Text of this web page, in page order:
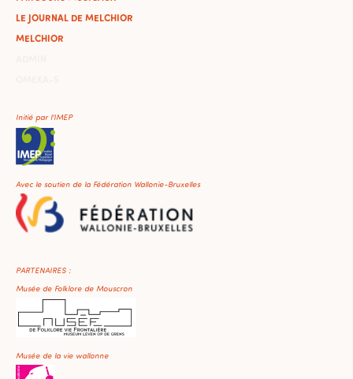
LE JOURNAL DE MELCHIOR
MELCHIOR
Initié par l'IMEP
Avec le soutien de la Fédération Wallonie-Bruxelles
PARTENAIRES :
Musée de Folklore de Mouscron
Musée de la vie wallonne